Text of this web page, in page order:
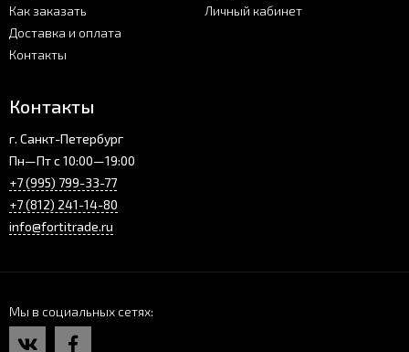
Как заказать
Доставка и оплата
Контакты
Личный кабинет
Контакты
г. Санкт-Петербург
Пн—Пт с 10:00—19:00
+7 (995) 799-33-77
+7 (812) 241-14-80
info@fortitrade.ru
Мы в социальных сетях